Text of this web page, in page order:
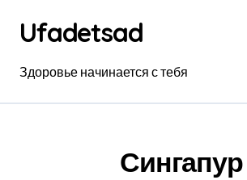
содержанию
Ufadetsad
Здоровье начинается с тебя
Сингапур